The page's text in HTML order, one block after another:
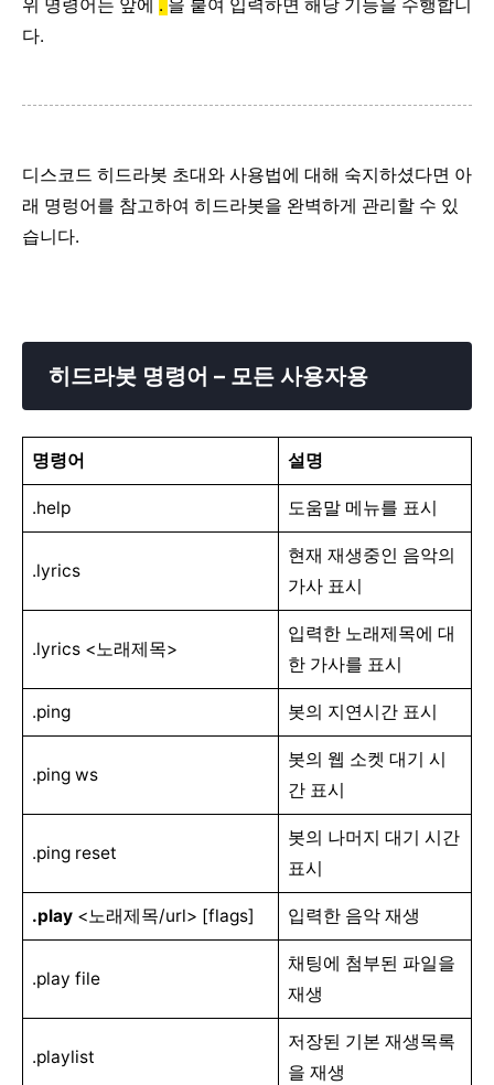
위 명령어는 앞에 . 을 붙여 입력하면 해당 기능을 수행합니
다.
디스코드 히드라봇 초대와 사용법에 대해 숙지하셨다면 아
래 명렁어를 참고하여 히드라봇을 완벽하게 관리할 수 있
습니다.
히드라봇 명령어 – 모든 사용자용
명령어 설명
.help 도움말 메뉴를 표시
.lyrics
현재 재생중인 음악의
가사 표시
.lyrics <노래제목>
입력한 노래제목에 대
한 가사를 표시
.ping 봇의 지연시간 표시
.ping ws
봇의 웹 소켓 대기 시
간 표시
.ping reset
봇의 나머지 대기 시간
표시
.play<노래제목/url> [flags] 입력한 음악 재생
.play file
채팅에 첨부된 파일을
재생
.playlist
저장된 기본 재생목록
을 재생